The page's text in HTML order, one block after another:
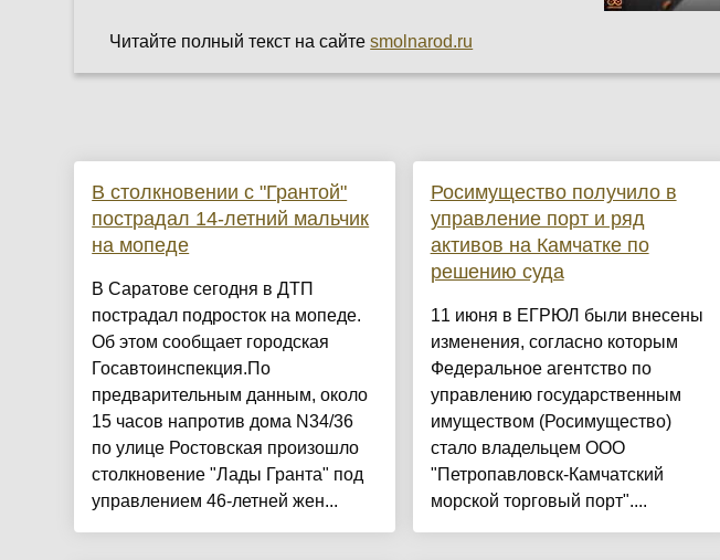
Читайте полный текст на сайтеsmolnarod.ru
В столкновении с "Грантой"
пострадал 14-летний мальчик
на мопеде
В Саратове сегодня в ДТП
пострадал подросток на мопеде.
Об этом сообщает городская
Госавтоинспекция.По
предварительным данным, около
15 часов напротив дома N34/36
по улице Ростовская произошло
столкновение "Лады Гранта" под
управлением 46-летней жен...
Росимущество получило в
управление порт и ряд
активов на Камчатке по
решению суда
11 июня в ЕГРЮЛ были внесены
изменения, согласно которым
Федеральное агентство по
управлению государственным
имуществом (Росимущество)
стало владельцем ООО
"Петропавловск-Камчатский
морской торговый порт"....